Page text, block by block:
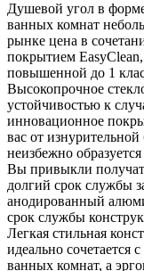
Душевой угол в
ванных комнат
рынке цена в
покрытием
повышенной до 1
Высокопрочное
устойчивостью к
инновационное
вас от
неизбежно
Вы привыкли
долгий срок службы
анодированный
срок службы
Легкая стильная
идеально сочетается
ванных комнат, а